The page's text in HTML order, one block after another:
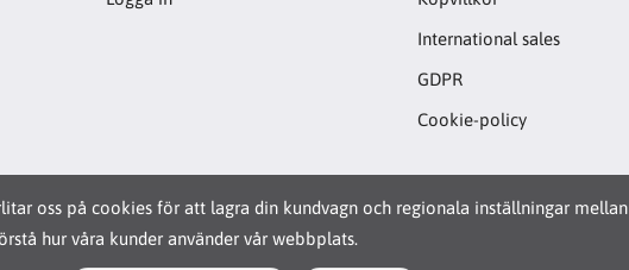
oss på cookies för att lagra din kundvagn och regionala inställningar mellan
hur våra kunder använder vår webbplats.
International sales
GDPR
Cookie-policy